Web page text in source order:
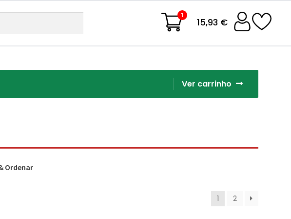
1
15,93 €
Ver carrinho
Ordenar
1 2